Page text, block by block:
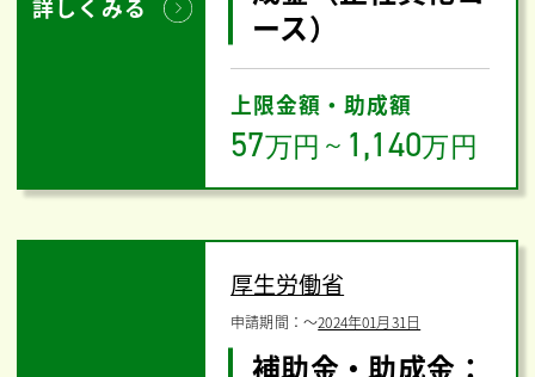
詳しくみる
ース）
上限金額・助成額
57万円 ～ 1,140万円
厚生労働省
申請期間：〜2024年01月31日
補助金・助成金：